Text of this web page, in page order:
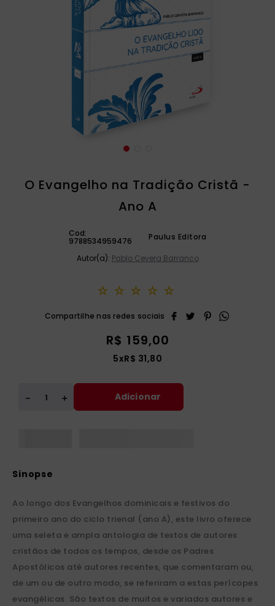
O Evangelho na Tradição Cristã -
Ano A
Cod:
9788534959476 Paulus Editora
Autor(a): Pablo Cevera Barranco
☆ ☆ ☆ ☆ ☆
R$ 159,00
5xR$ 31,80
＋
－ Adicionar
Ao longo dos Evangelhos dominicais e festivos do
primeiro ano do ciclo trienal (ano A), este livro oferece
uma seleta e ampla antologia de textos de autores
cristãos de todos os tempos, desde os Padres
Apostólicos até autores recentes, que comentaram ou,
de um ou de outro modo, se referiram a estas perícopes
evangélicas. São textos de muitos e variados autores e
catequese
bíblia ave maria